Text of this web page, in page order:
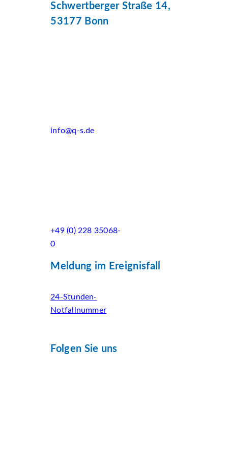
Schwertberger Straße 14,
53177 Bonn
info@q-s.de
+49 (0) 228 35068-
0
Meldung im Ereignisfall
24-Stunden-
Notfallnummer
Folgen Sie uns